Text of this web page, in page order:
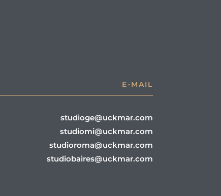
E-MAIL
studioge@uckmar.com
studiomi@uckmar.com
studioroma@uckmar.com
studiobaires@uckmar.com